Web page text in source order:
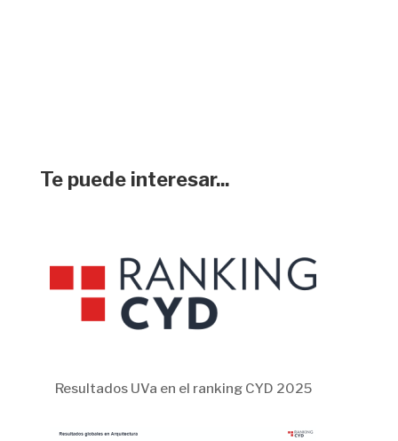
Te puede interesar...
Resultados UVa en el ranking CYD 2025